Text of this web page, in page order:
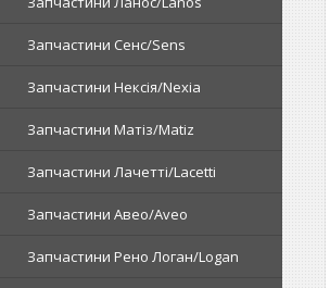
Запчастини Сенс/Sens
Запчастини Нексія/Nexia
Запчастини Матіз/Matiz
Запчастини Лачетті/Lacetti
Запчастини Авео/Aveo
Запчастини Рено Логан/Logan